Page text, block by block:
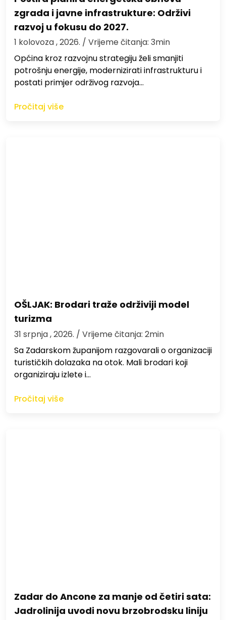
zgrada i javne infrastrukture: Održivi
razvoj u fokusu do 2027.
1 kolovoza , 2026. / Vrijeme čitanja: 3min
Općina kroz razvojnu strategiju želi smanjiti
potrošnju energije, modernizirati infrastrukturu i
postati primjer održivog razvoja…
Pročitaj više
OŠLJAK: Brodari traže održiviji model
turizma
31 srpnja , 2026. / Vrijeme čitanja: 2min
Sa Zadarskom županijom razgovarali o organizaciji
turističkih dolazaka na otok. Mali brodari koji
organiziraju izlete i…
Pročitaj više
Zadar do Ancone za manje od četiri sata:
Jadrolinija uvodi novu brzobrodsku liniju